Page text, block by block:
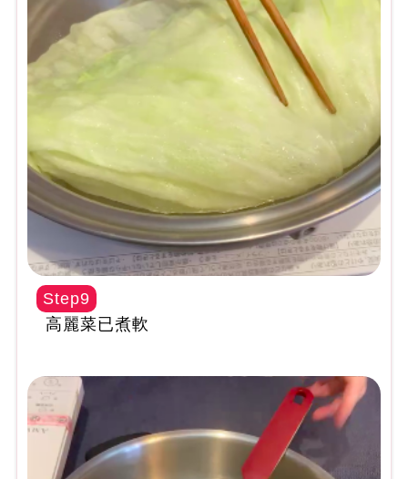
Step9
高麗菜已煮軟